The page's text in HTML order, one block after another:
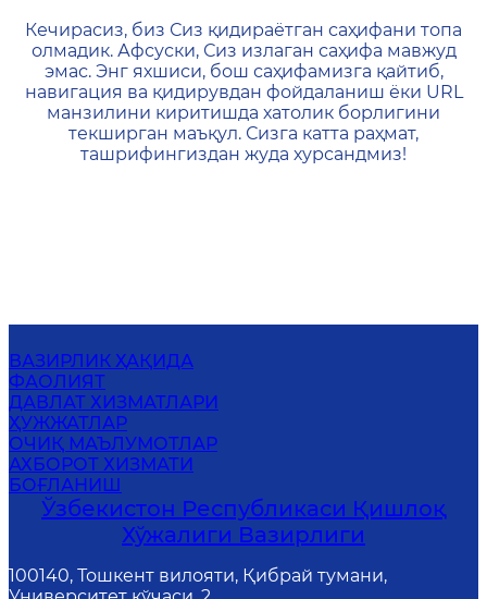
404 — Страница не
Кечирасиз, биз Сиз қидираётган саҳифани топа
олмадик. Афсуски, Сиз излаган саҳифа мавжуд
эмас. Энг яхшиси, бош саҳифамизга қайтиб,
навигация ва қидирувдан фойдаланиш ёки URL
манзилини киритишда хатолик борлигини
текширган маъқул. Сизга катта раҳмат,
ташрифингиздан жуда хурсандмиз!
ВАЗИРЛИК ҲАҚИДА
ФАОЛИЯТ
ДАВЛАТ ХИЗМАТЛАРИ
ҲУЖЖАТЛАР
ОЧИҚ МАЪЛУМОТЛАР
АХБОРОТ ХИЗМАТИ
БОҒЛАНИШ
Ўзбекистон Республикаси Қишлоқ
Хўжалиги Вазирлиги
100140, Тошкент вилояти, Қибрай тумани,